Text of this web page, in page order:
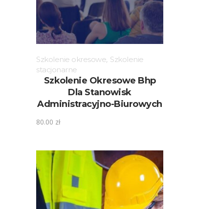
Szkolenie okresowe, Szkolenie
stacjonarne
Szkolenie Okresowe Bhp
Dla Stanowisk
Administracyjno-Biurowych
80.00 zł